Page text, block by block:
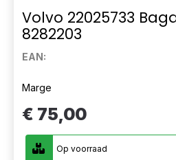
Volvo 22025733
8282203
EAN:
Marge
€ 75,00
Op voorraad